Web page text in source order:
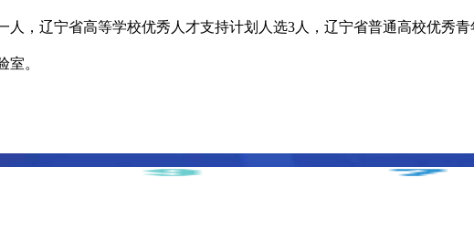
人，辽宁省高等学校优秀人才支持计划人选3人，辽宁省普通高校优秀
室。